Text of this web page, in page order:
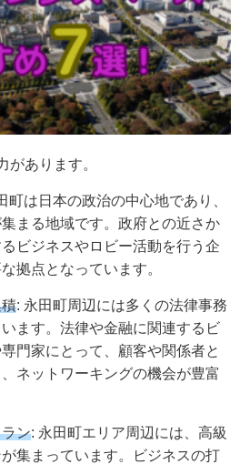
があります。
町は日本の政治の中心地であり、
まる地域です。政府との近さか
ビジネスやロビー活動を行う企
拠点となっています。
: 永田町周辺には多くの法律事務
ます。法律や金融に関連するビ
門家にとって、顧客や関係者と
ネットワーキングの機会が豊富
ン: 永田町エリア周辺には、高級
集まっています。ビジネスの打